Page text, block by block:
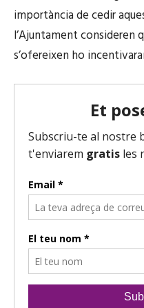
importància de cedir
l’Ajuntament consideren
s’ofereixen ho